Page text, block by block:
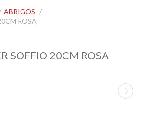
/ ABRIGOS /
ROSA
SOFFIO 20CM ROSA